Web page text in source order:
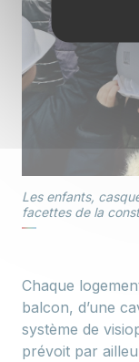
Les enfants,
facettes de la
Chaque
balcon, d’une
système de
prévoit par